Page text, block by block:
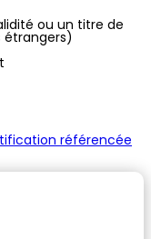
ou un titre de
étrangers)
référencée